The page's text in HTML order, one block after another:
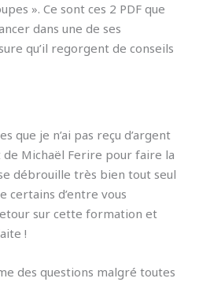
». Ce sont ces 2 PDF que
dans une de ses
qu’il regorgent de conseils
que je n’ai pas reçu d’argent
de Michaël Ferire pour faire la
débrouille très bien tout seul
certains d’entre vous
sur cette formation et
!
des questions malgré toutes